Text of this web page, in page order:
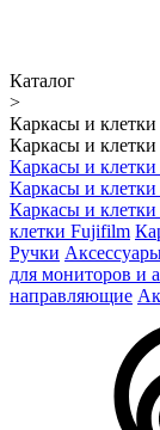
Каталог
>
Каркасы и клетки
Каркасы и клетки
Каркасы и
Каркасы и
Каркасы и клетки
клетки Fujifilm
Ручки
для мониторов и
направляющие